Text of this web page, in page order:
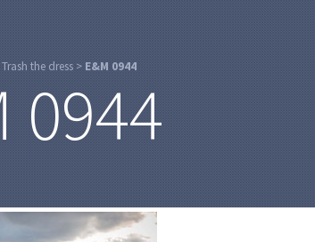
Trash the dress > E&M 0944
0944